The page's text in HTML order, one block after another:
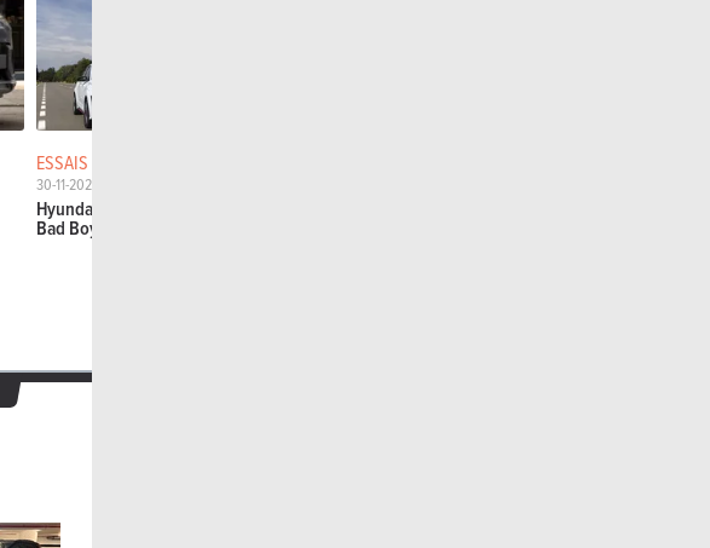
ESSAIS COMPARATIFS
30-11-2022
Hyundai Kona N vs Volkswagen T-Roc R:
Bad Boys